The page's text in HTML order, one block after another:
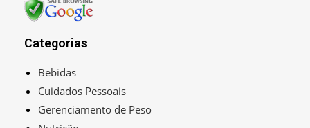
Categorias
Bebidas
Cuidados Pessoais
Gerenciamento de Peso